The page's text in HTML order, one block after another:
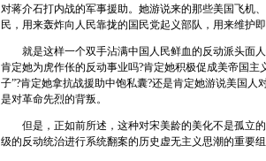
对蒋介石打内战的军事援助。她游说来的那些美国飞机
民，用来轰炸向人民靠拢的国民党起义部队，用来维护
就是这样一个双手沾满中国人民鲜血的反动派头面
肯定她为虎作伥的反动事业吗?肯定她积极促成美帝国
子”?肯定她拿抗战援助中饱私囊?还是肯定她游说美国
是对革命先烈的背叛。
但是，正如前所述，这种对宋美龄的美化不是孤立
级的反动统治进行系统翻案的历史虚无主义思潮的重要组